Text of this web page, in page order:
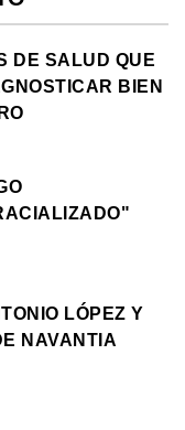
DE SALUD QUE
BIEN
LÓPEZ Y
NAVANTIA